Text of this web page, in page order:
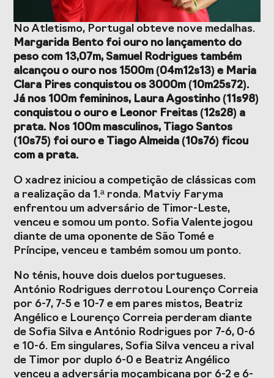
No Atletismo, Portugal obteve nove medalhas.
Margarida Bento foi ouro no lançamento do
peso com 13,07m, Samuel Rodrigues também
alcançou o ouro nos 1500m (04m12s13) e Maria
Clara Pires conquistou os 3000m (10m25s72).
Já nos 100m femininos, Laura Agostinho (11s98)
conquistou o ouro e Leonor Freitas (12s28) a
prata. Nos 100m masculinos, Tiago Santos
(10s75) foi ouro e Tiago Almeida (10s76) ficou
com a prata.
O xadrez iniciou a competição de clássicas com
a realização da 1.ª ronda. Matviy Faryma
enfrentou um adversário de Timor-Leste,
venceu e somou um ponto. Sofia Valente jogou
diante de uma oponente de São Tomé e
Príncipe, venceu e também somou um ponto.
No ténis, houve dois duelos portugueses.
António Rodrigues derrotou Lourenço Correia
por 6-7, 7-5 e 10-7 e em pares mistos, Beatriz
Angélico e Lourenço Correia perderam diante
de Sofia Silva e António Rodrigues por 7-6, 0-6
e 10-6. Em singulares, Sofia Silva venceu a rival
de Timor por duplo 6-0 e Beatriz Angélico
venceu a adversária moçambicana por 6-2 e 6-